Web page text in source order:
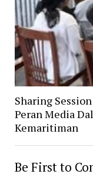
Sharing
Peran Media
Kemaritiman
Be First to